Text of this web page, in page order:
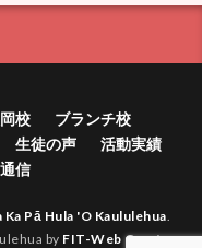
岡校
ブランチ校
生徒の声
活動実績
信
Ka Pā Hula 'O Kaululehua
by FIT-Web Create.